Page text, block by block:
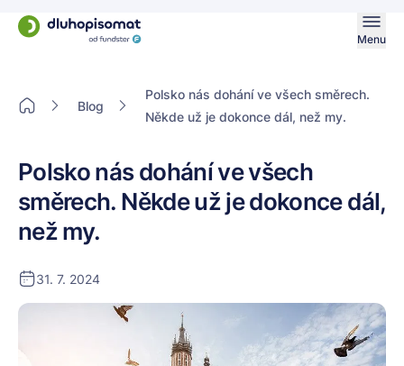
Menu
Blog
Polsko nás dohání ve všech směrech.
Někde už je dokonce dál, než my.
31. 7. 2024
Polsko nás dohání ve všech
směrech. Někde už je dokonce dál,
než my.